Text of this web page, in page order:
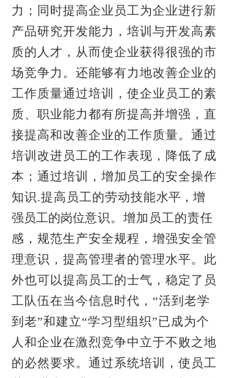
力；同时提高企业员工为企业进行新
产品研究开发能力，培训与开发高素
质的人才，从而使企业获得很强的市
场竞争力。还能够有力地改善企业的
工作质量通过培训，使企业员工的素
质、职业能力都有所提高并增强，直
接提高和改善企业的工作质量。通过
培训改进员工的工作表现，降低了成
本；通过培训，增加员工的安全操作
知识.提高员工的劳动技能水平，增
强员工的岗位意识。增加员工的责任
感，规范生产安全规程，增强安全管
理意识，提高管理者的管理水平。此
外也可以提高员工的士气，稳定了员
工队伍在当今信息时代，“活到老学
到老”和建立“学习型组织”已成为个
人和企业在激烈竞争中立于不败之地
的必然要求。通过系统培训，使员工